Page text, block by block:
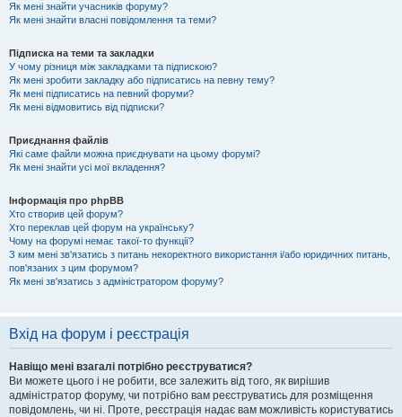
Як мені знайти учасників форуму?
Як мені знайти власні повідомлення та теми?
Підписка на теми та закладки
У чому різниця між закладками та підпискою?
Як мені зробити закладку або підписатись на певну тему?
Як мені підписатись на певний форуми?
Як мені відмовитись від підписки?
Приєднання файлів
Які саме файли можна приєднувати на цьому форумі?
Як мені знайти усі мої вкладення?
Інформація про phpBB
Хто створив цей форум?
Хто переклав цей форум на українську?
Чому на форумі немає такої-то функції?
З ким мені зв'язатись з питань некоректного використання і/або юридичних питань,
пов'язаних з цим форумом?
Як мені зв'язатись з адміністратором форуму?
Вхід на форум і реєстрація
Навіщо мені взагалі потрібно реєструватися?
Ви можете цього і не робити, все залежить від того, як вирішив
адміністратор форуму, чи потрібно вам реєструватись для розміщення
повідомлень, чи ні. Проте, реєстрація надає вам можливість користуватись